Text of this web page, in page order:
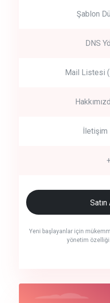
Şablon
DNS
Mail Listesi
İletişim
Satın
Yeni başlayanlar için
yönetim özelliği
crm auto